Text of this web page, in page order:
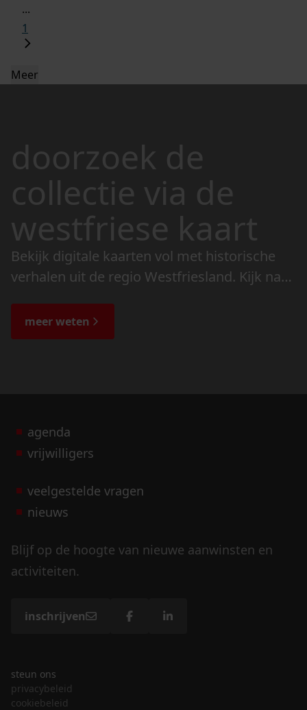
...
1
Meer
doorzoek de
collectie via de
westfriese kaart
Bekijk digitale kaarten vol met historische
verhalen uit de regio Westfriesland. Kijk naar
de bijzondere verhalen.
meer weten
agenda
vrijwilligers
veelgestelde vragen
nieuws
Blijf op de hoogte van nieuwe aanwinsten en
activiteiten.
inschrijven
steun ons
privacybeleid
cookiebeleid